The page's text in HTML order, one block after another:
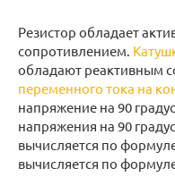
Резистор обладает
сопротивлением.
обладают реактивным
переменного тока на
напряжение на 90
напряжения на 90
вычисляется по
вычисляется по